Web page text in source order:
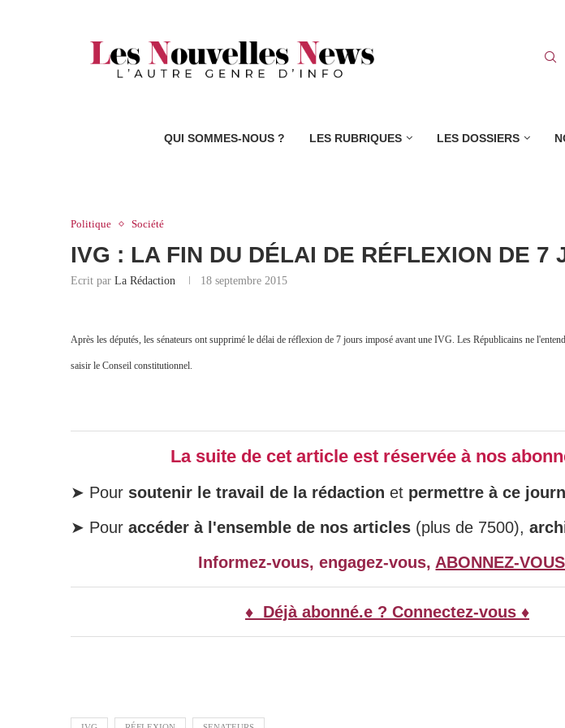
QUI SOMMES-NOUS ? LES RUBRIQUES LES DOSSIERS
Politique Société
IVG : LA FIN DU DÉLAI DE RÉFLEXION DE 7
Ecrit par La Rédaction 18 septembre 2015
Après les députés, les sénateurs ont supprimé le délai de réflexion de 7 jours imposé avant une IVG. Les Républicains ne
saisir le Conseil constitutionnel.
La suite de cet article est réservée à nos
➤ Pour soutenir le travail de la rédaction et permettre à ce
➤ Pour accéder à l'ensemble de nos articles (plus de 7500),
Informez-vous, engagez-vous, ABONNEZ-
♦ Déjà abonné.e ? Connectez-vous ♦